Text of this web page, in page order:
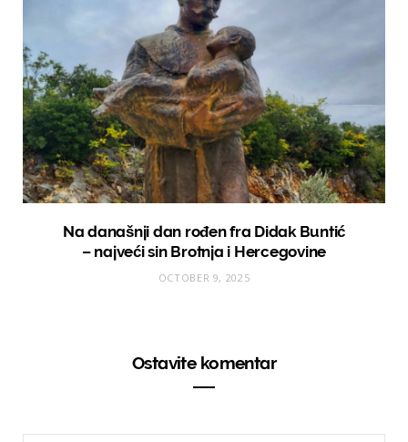
Na današnji dan rođen fra Didak Buntić
– najveći sin Brotnja i Hercegovine
OCTOBER 9, 2025
Ostavite komentar